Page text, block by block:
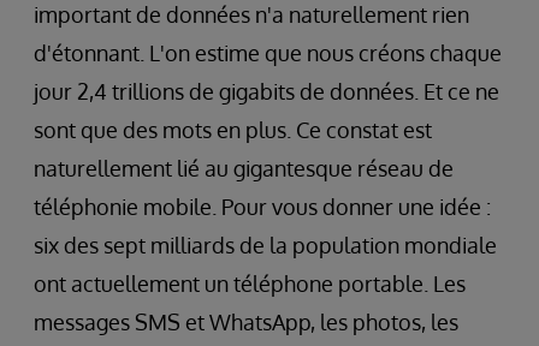
important de données n'a naturellement rien
d'étonnant. L'on estime que nous créons chaque
jour 2,4 trillions de gigabits de données. Et ce ne
sont que des mots en plus. Ce constat est
naturellement lié au gigantesque réseau de
téléphonie mobile. Pour vous donner une idée :
six des sept milliards de la population mondiale
ont actuellement un téléphone portable. Les
messages SMS et WhatsApp, les photos, les